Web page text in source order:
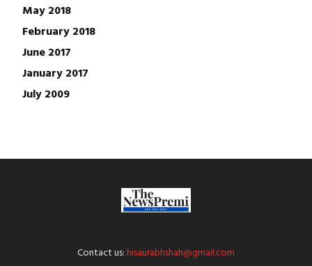
May 2018
February 2018
June 2017
January 2017
July 2009
Contact us:hisaurabhshah@gmail.com